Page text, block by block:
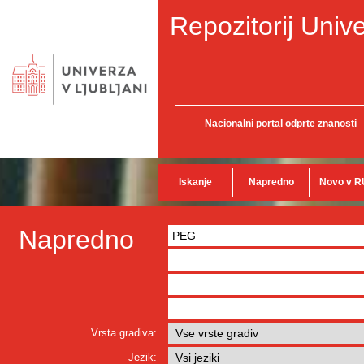
Repozitorij
Nacionalni portal odprte znanosti
Iskanje Napredno Novo v
Napredno
Vrsta gradiva:
Jezik: